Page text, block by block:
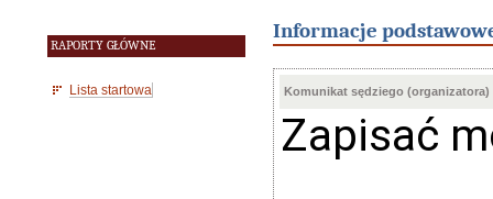
RAPORTY GŁÓWNE
Lista startowa
Informacje
Komunikat sędziego (organizatora)
Zapisać